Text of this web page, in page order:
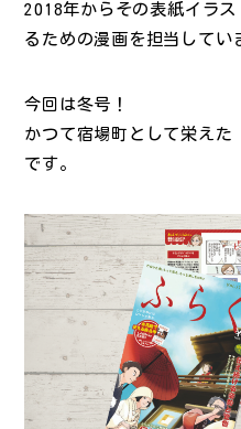
2018年からその表紙イラス
るための漫画を担当してい
今回は冬号！
かつて宿場町として栄えた
です。